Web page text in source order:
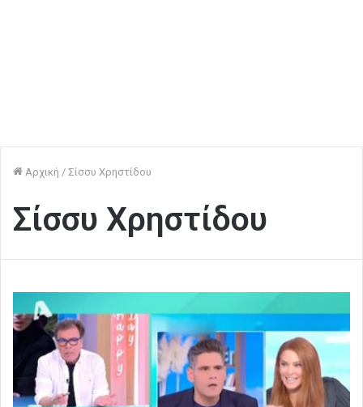
Αρχική / Σίσσυ Χρηστίδου
Σίσσυ Χρηστίδου